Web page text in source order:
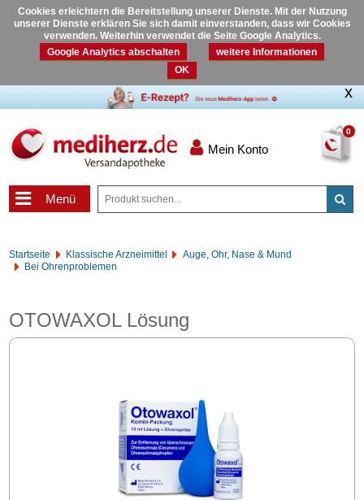
Cookies erleichtern die Bereitstellung unserer Dienste. Mit der Nutzung
unserer Dienste erklären Sie sich damit einverstanden, dass wir Cookies
verwenden. Weiterhin verwendet die Seite Google Analytics.
Google Analytics abschalten
weitere Informationen
OK
0
Mein Konto
Menü
Startseite Klassische Arzneimittel
Auge, Ohr, Nase & Mund
Bei Ohrenproblemen
OTOWAXOL Lösung